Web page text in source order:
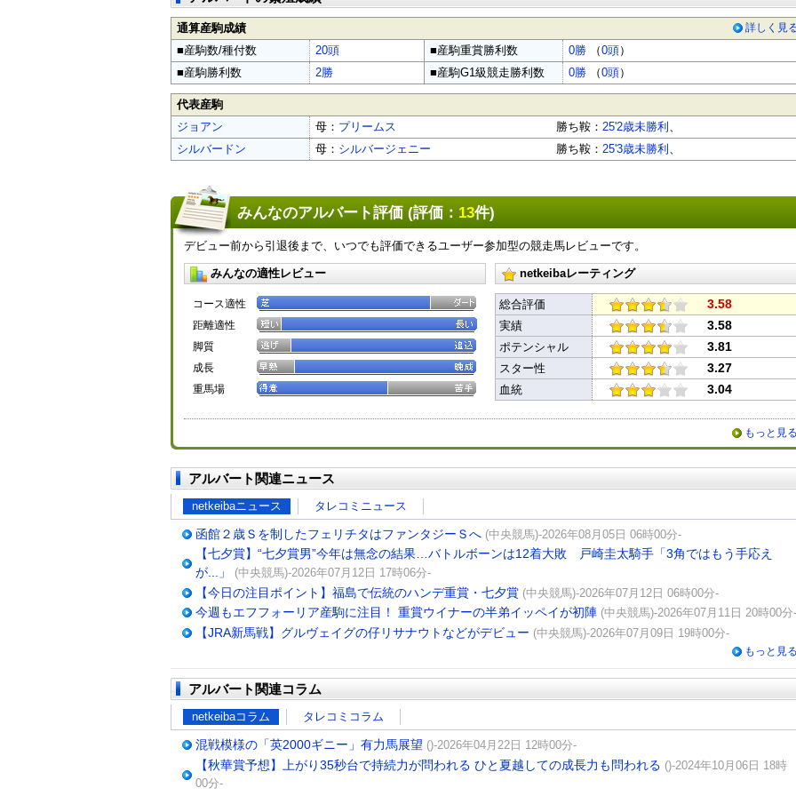
通算産駒成績 詳しく見
■産駒数/種付数 20頭 ■産駒重賞勝利数 0勝 （0頭）
■産駒勝利数
2勝 ■産駒G1級競走勝利数 0勝 （0頭）
代表産駒
ジョアン
母： プリームス 勝ち鞍： 25'2歳未勝利 、
シルバードン
母： シルバージェニー 勝ち鞍： 25'3歳未勝利 、
みんなのアルバート評価 (評価： 13件)
デビュー前から引退後まで、いつでも評価できるユーザー参加型の競走馬レビューです。
みんなの適性レビュー
コース適性
距離適性
脚質
成長
重馬場
netkeibaレーティング
総合評価 3.58
実績 3.58
ポテンシャル 3.81
スター性 3.27
血統 3.04
もっと見
アルバート関連ニュース
netkeibaニュース タレコミニュース
函館２歳Ｓを制したフェリチタはファンタジーＳへ (中央競馬)-2026年08月05日 06時00分-
【七夕賞】“七夕賞男”今年は無念の結果…バトルボーンは12着大敗 戸崎圭太騎手「3角ではもう手応え
が...」
(中央競馬)-2026年07月12日 17時06分-
【今日の注目ポイント】福島で伝統のハンデ重賞・七夕賞 (中央競馬)-2026年07月12日 06時00分-
今週もエフフォーリア産駒に注目！ 重賞ウイナーの半弟イッペイが初陣 (中央競馬)-2026年07月11日 20時00分-
【JRA新馬戦】グルヴェイグの仔リサナウトなどがデビュー (中央競馬)-2026年07月09日 19時00分-
もっと見
アルバート関連コラム
netkeibaコラム タレコミコラム
混戦模様の「英2000ギニー」有力馬展望 ()-2026年04月22日 12時00分-
【秋華賞予想】上がり35秒台で持続力が問われる ひと夏越しての成長力も問われる ()-2024年10月06日 18時
00分-